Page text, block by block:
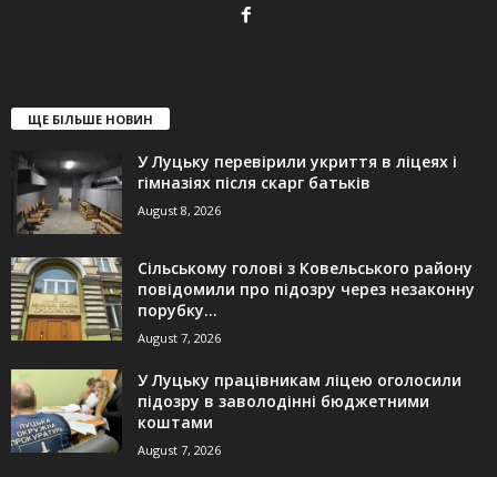
ЩЕ БІЛЬШЕ НОВИН
У Луцьку перевірили укриття в ліцеях і
гімназіях після скарг батьків
August 8, 2026
Сільському голові з Ковельського району
повідомили про підозру через незаконну
порубку...
August 7, 2026
У Луцьку працівникам ліцею оголосили
підозру в заволодінні бюджетними
коштами
August 7, 2026